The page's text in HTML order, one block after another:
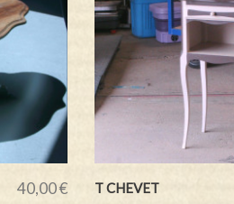
40,00 € T CHEVET